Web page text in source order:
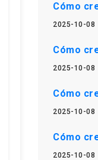
Cómo
2025-10-08
Cómo
2025-10-08
Cómo
2025-10-08
Cómo
2025-10-08